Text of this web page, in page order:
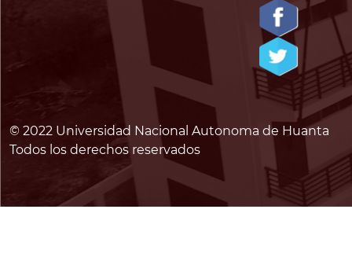
© 2022 Universidad Nacional Autonoma de Huanta
Todos los derechos reservados